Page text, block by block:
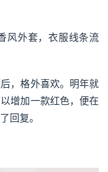
风外套，衣服线条流
，格外喜欢。明年就
增加一款红色，便在
回复。